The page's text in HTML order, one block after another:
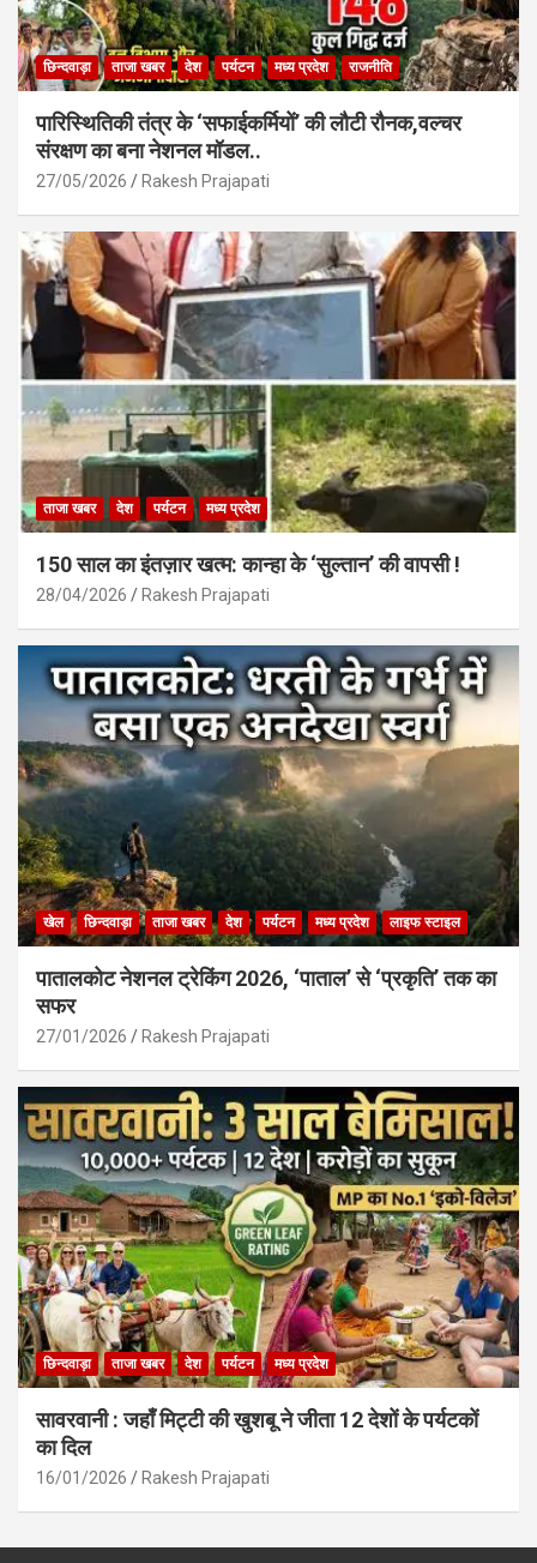
छिन्दवाड़ा ताजा खबर देश पर्यटन मध्य प्रदेश राजनीति
पारिस्थितिकी तंत्र के ‘सफाईकर्मियों’ की लौटी रौनक,वल्चर
संरक्षण का बना नेशनल मॉडल..
27/05/2026 Rakesh Prajapati
ताजा खबर देश पर्यटन मध्य प्रदेश
150 साल का इंतज़ार खत्म: कान्हा के ‘सुल्तान’ की वापसी !
28/04/2026 Rakesh Prajapati
खेल छिन्दवाड़ा ताजा खबर देश पर्यटन मध्य प्रदेश लाइफ स्टाइल
पातालकोट नेशनल ट्रेकिंग 2026, ‘पाताल’ से ‘प्रकृति’ तक का
सफर
27/01/2026 Rakesh Prajapati
छिन्दवाड़ा ताजा खबर देश पर्यटन मध्य प्रदेश
सावरवानी : जहाँ मिट्टी की खुशबू ने जीता 12 देशों के पर्यटकों
का दिल
16/01/2026 Rakesh Prajapati